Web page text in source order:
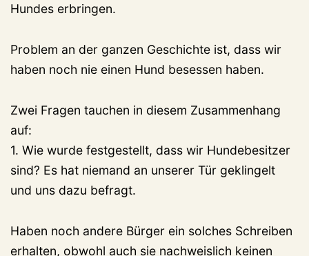
Hundes erbringen.
Problem an der ganzen Geschichte ist, dass wir
haben noch nie einen Hund besessen haben.
Zwei Fragen tauchen in diesem Zusammenhang
auf:
1. Wie wurde festgestellt, dass wir Hundebesitzer
sind? Es hat niemand an unserer Tür geklingelt
und uns dazu befragt.
Haben noch andere Bürger ein solches Schreiben
erhalten, obwohl auch sie nachweislich keinen